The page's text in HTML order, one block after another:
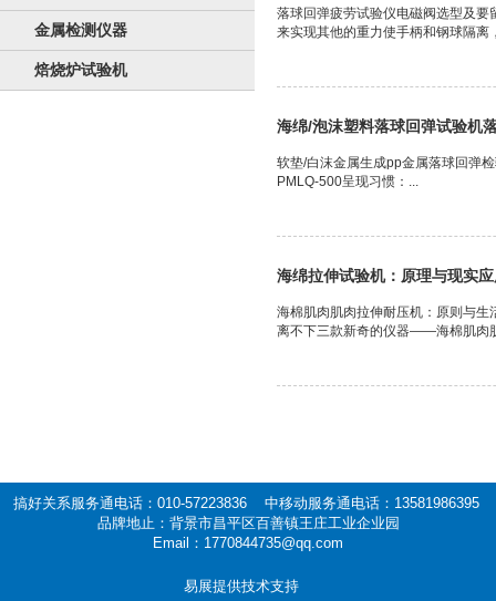
金属检测仪器
焙烧炉试验机
落球回弹疲劳试验仪电磁阀选型及
来实现其他的重力使手柄和钢球隔离
海绵/泡沫塑料落球回弹试验机
软垫/白沫金属生成pp金属落球回弹
PMLQ-500呈现习惯：...
海绵拉伸试验机：原理与现实
海棉肌肉肌肉拉伸耐压机：原则与
离不下三款新奇的仪器——海棉肌肉
搞好关系服务通电话：010-57223836 中移动服务通电话：13581986395
品牌地止：背景市昌平区百善镇王庄工业企业园
Email：1770844735@qq.com
易展提供技术支持